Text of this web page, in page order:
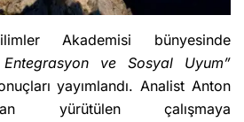
Akademisi bünyesinde
Entegrasyon ve Sosyal Uyum”
yayımlandı. Analist Anton
yürütülen çalışmaya